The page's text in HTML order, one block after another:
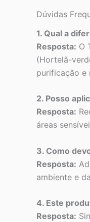
Dúvidas
1. Qual a
Resposta: O
(Hortelã-
purificação e
2. Posso
Resposta:
áreas
3. Como
Resposta:
ambiente e
4. Este
Resposta: